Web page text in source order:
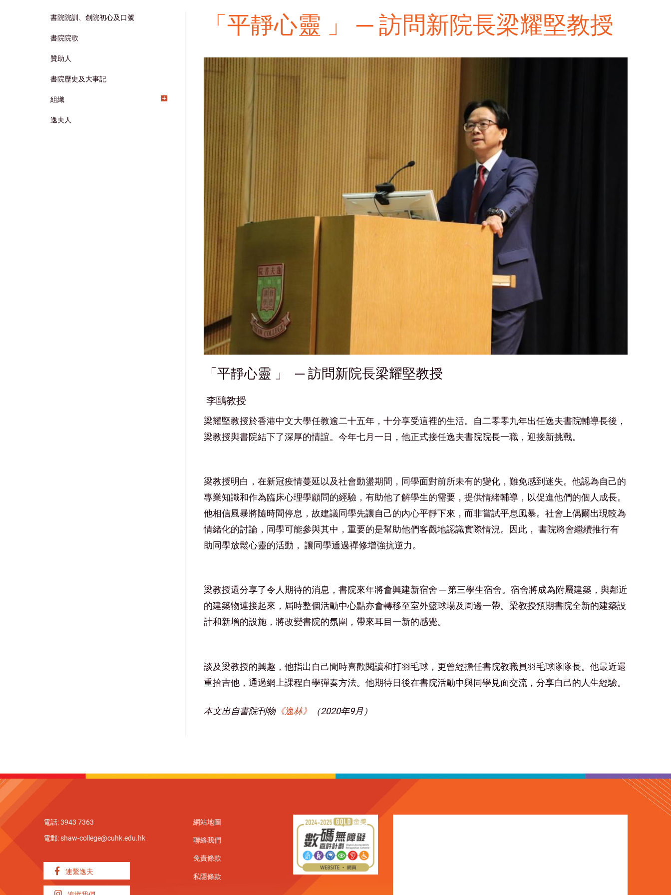
書院院訓、創院初心及口號
書院院歌
贊助人
書院歷史及大事記
組織
逸夫人
「平靜心靈 」 ─ 訪問新院長梁耀堅教授
「平靜心靈 」 ─ 訪問新院長梁耀堅教授
李鷗教授
梁耀堅教授於香港中文大學任教逾二十五年，十分享受這裡的生活。自二零零九年出任逸夫書院輔導長後，
梁教授與書院結下了深厚的情誼。今年七月一日，他正式接任逸夫書院院長一職，迎接新挑戰。
梁教授明白，在新冠疫情蔓延以及社會動盪期間，同學面對前所未有的變化，難免感到迷失。他認為自己的
專業知識和作為臨床心理學顧問的經驗，有助他了解學生的需要，提供情緒輔導，以促進他們的個人成長。
他相信風暴將隨時間停息，故建議同學先讓自己的內心平靜下來，而非嘗試平息風暴。社會上偶爾出現較為
情緒化的討論，同學可能參與其中，重要的是幫助他們客觀地認識實際情況。因此， 書院將會繼續推行有
助同學放鬆心靈的活動， 讓同學通過禪修增強抗逆力。
梁教授還分享了令人期待的消息，書院來年將會興建新宿舍 ─ 第三學生宿舍。宿舍將成為附屬建築，與鄰近
的建築物連接起來，屆時整個活動中心點亦會轉移至室外籃球場及周邊一帶。梁教授預期書院全新的建築設
計和新增的設施，將改變書院的氛圍，帶來耳目一新的感覺。
談及梁教授的興趣，他指出自己閒時喜歡閱讀和打羽毛球，更曾經擔任書院教職員羽毛球隊隊長。他最近還
重拾吉他，通過網上課程自學彈奏方法。他期待日後在書院活動中與同學見面交流，分享自己的人生經驗。
本文出自書院刊物《逸林》 （2020年9月）
電話: 3943 7363
電郵:shaw-college@cuhk.edu.hk
連繫逸夫
網站地圖
聯絡我們
免責條款
私隱條款